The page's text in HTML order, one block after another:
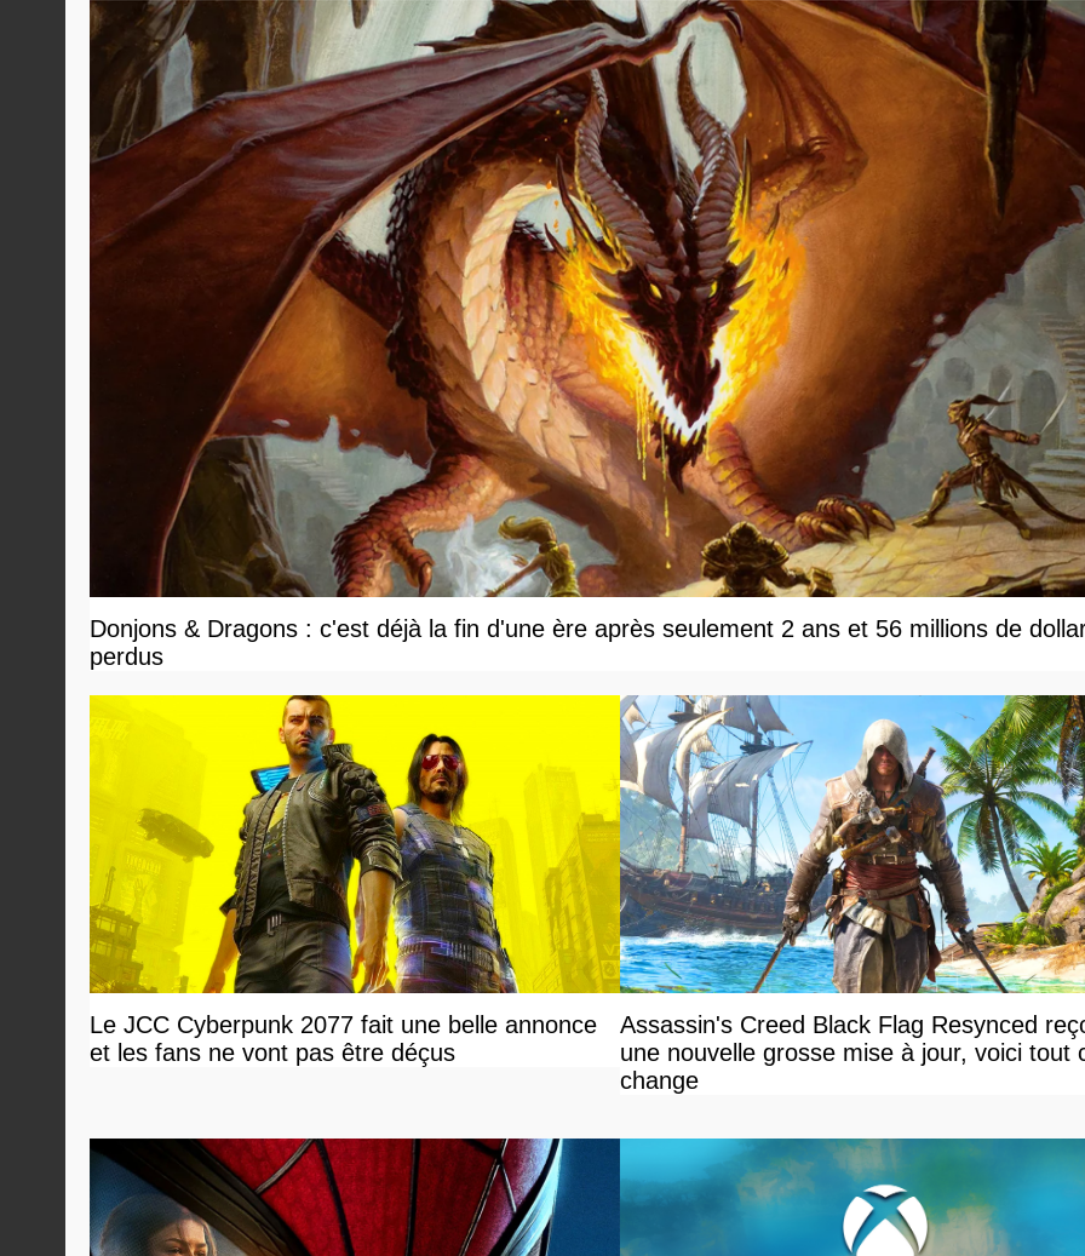
Donjons & Dragons : c'est déjà la fin d'une ère après seulement 2 ans et 56 millions de
perdus
Le JCC Cyberpunk 2077 fait une belle annonce
et les fans ne vont pas être déçus
Assassin's Creed Black Flag Resynced
une nouvelle grosse mise à jour, voici tout
change